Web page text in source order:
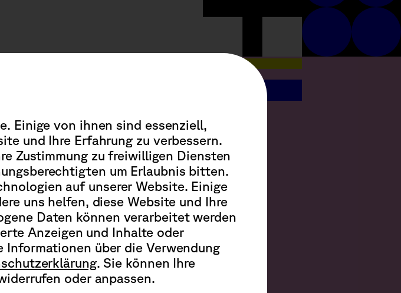
Fragen nach bestem Wissen oder
Hamburg
Einige von ihnen sind essenziell,
und Ihre Erfahrung zu verbessern.
Zustimmung zu freiwilligen Diensten
um Erlaubnis bitten.
auf unserer Website. Einige
uns helfen, diese Website und Ihre
Daten können verarbeitet werden
Anzeigen und Inhalte oder
Informationen über die Verwendung
. Sie können Ihre
oder anpassen.